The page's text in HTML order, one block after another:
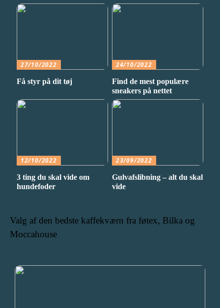
27/10/2022
Få styr på dit tøj
24/10/2022
Find de mest populære
sneakers på nettet
12/10/2022
3 ting du skal vide om
hundefoder
23/09/2022
Gulvafslibning – alt du skal
vide
Valg af den bedste kaffekværn fra føtex, Bilka og
Moccahouse